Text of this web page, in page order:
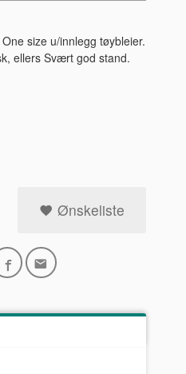
size u/innlegg tøybleier.
ellers Svært god stand.
Ønskeliste